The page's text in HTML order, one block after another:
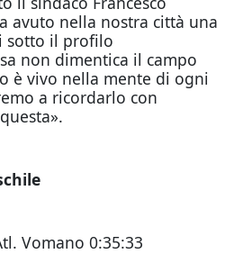
avuto nella nostra città una
sotto il profilo
non dimentica il campo
è vivo nella mente di ogni
a ricordarlo con
Vomano 0:35:33